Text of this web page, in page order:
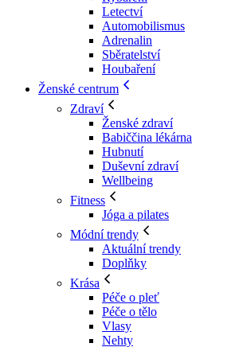
Letectví
Automobilismus
Adrenalin
Sběratelství
Houbaření
Ženské centrum
Zdraví
Ženské zdraví
Babiččina lékárna
Hubnutí
Duševní zdraví
Wellbeing
Fitness
Jóga a pilates
Módní trendy
Aktuální trendy
Doplňky
Krása
Péče o pleť
Péče o tělo
Vlasy
Nehty